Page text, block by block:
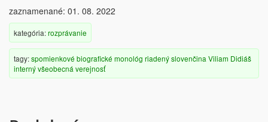
zaznamenané: 01. 08. 2022
kategória:rozprávanie
tagy:spomienkové biografické monológ riadenýslovenčina Viliam Didiáš
internývšeobecná verejnosť